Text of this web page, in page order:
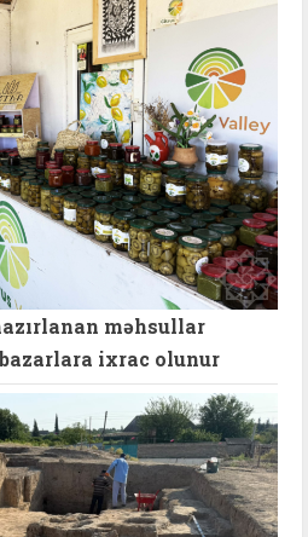
məhsullar
ixrac olunur